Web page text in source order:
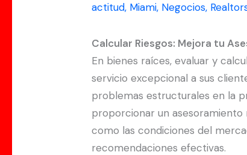
actitud, Miami, Negocios,
Calcular Riesgos: Mejora tu
En bienes raíces, evaluar y
servicio excepcional a sus
problemas estructurales en la
proporcionar un
como las condiciones del
recomendaciones efectivas.